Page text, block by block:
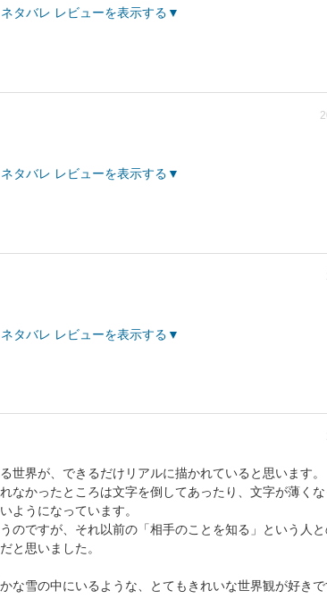
ネタバレ レビューを表示する
ネタバレ レビューを表示する
ネタバレ レビューを表示する
世界が、できるだけリアルに描かれていると思います。
なかったところは文字を倒してあったり、文字が薄く
ようになっています。
のですが、それ以前の「相手のことを知る」という人
と思いました。
な雪の中にいるような、とてもきれいな世界観が好きで